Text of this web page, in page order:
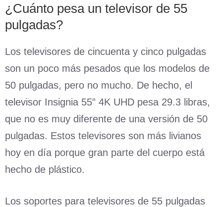
¿Cuánto pesa un televisor de 55
pulgadas?
Los televisores de cincuenta y cinco pulgadas
son un poco más pesados que los modelos de
50 pulgadas, pero no mucho. De hecho, el
televisor Insignia 55” 4K UHD pesa 29.3 libras,
que no es muy diferente de una versión de 50
pulgadas. Estos televisores son más livianos
hoy en día porque gran parte del cuerpo está
hecho de plástico.
Los soportes para televisores de 55 pulgadas